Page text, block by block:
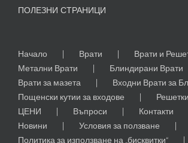
ПОЛЕЗНИ СТРАНИЦИ
Начало Врати
Врати и
Метални Врати
Блиндирани Врати
Врати за мазета
Входни Врати за
Пощенски кутии за входове
Решетки
ЦЕНИ
Въпроси
Контакти
Новини
Условия за ползване
Политика за използване на „бисквитки“